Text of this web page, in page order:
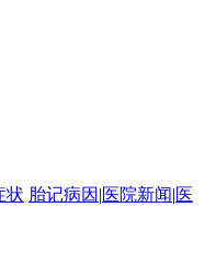
状 胎记病因 |医院新闻|医